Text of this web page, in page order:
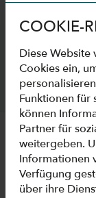
WENN
FALLSTUDIE
COOKIE-
Diese Website
Cookies ein,
Funktionen für
können
Partner für
weitergeben.
Informationen
Verfügung
über ihre